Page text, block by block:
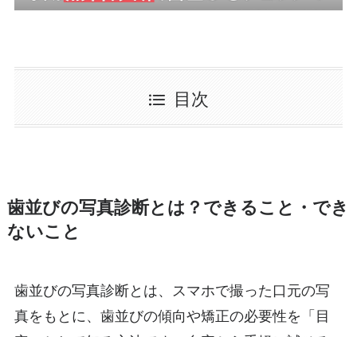
目次
歯並びの写真診断とは？できること・でき
ないこと
歯並びの写真診断とは、スマホで撮った口元の写
真をもとに、歯並びの傾向や矯正の必要性を「目